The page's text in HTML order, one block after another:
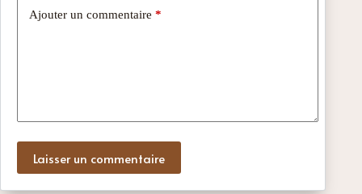
Ajouter un commentaire *
Laisser un commentaire